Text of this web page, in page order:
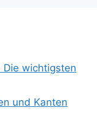
Die wichtigsten
und Kanten